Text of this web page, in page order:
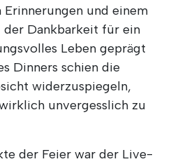
und einem
der Dankbarkeit für ein
Leben geprägt
Dinners schien die
widerzuspiegeln,
unvergesslich zu
der Feier war der Live-